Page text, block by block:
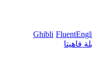
Ghibli
أبلة فاهيتا